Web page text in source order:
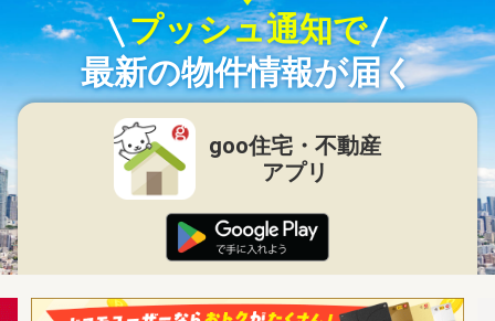
プッシュ通知で
最新の物件情報が届く
goo住宅・不動産
アプリ